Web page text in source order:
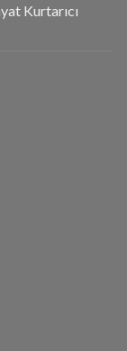
Kurtarıcı